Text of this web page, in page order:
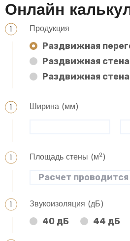
Онлайн
Продукция
Раздвижная
Раздвижная
Раздвижная стена
Ширина (мм)
Площадь стены (м2)
Звукоизоляция (дБ)
40 дБ 44 дБ